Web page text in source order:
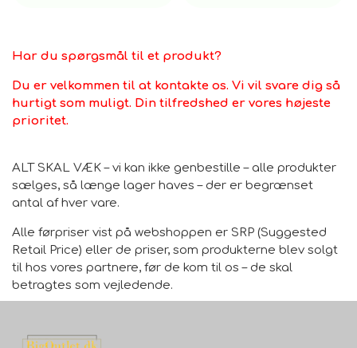
Har du spørgsmål til et produkt?
Du er velkommen til at kontakte os. Vi vil svare dig så
hurtigt som muligt. Din tilfredshed er vores højeste
prioritet.
ALT SKAL VÆK – vi kan ikke genbestille – alle produkter
sælges, så længe lager haves – der er begrænset
antal af hver vare.
Alle førpriser vist på webshoppen er SRP (Suggested
Retail Price) eller de priser, som produkterne blev solgt
til hos vores partnere, før de kom til os – de skal
betragtes som vejledende.